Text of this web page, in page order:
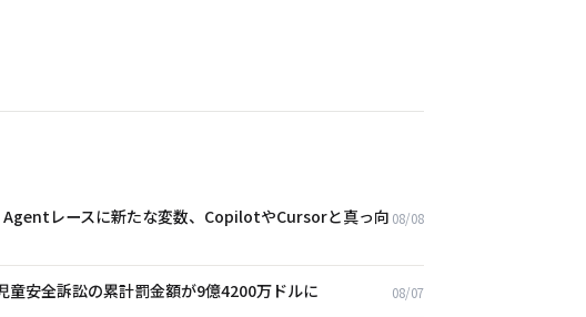
レースに新たな変数、CopilotやCursorと真っ向 08/08
安全訴訟の累計罰金額が9億4200万ドルに 08/07